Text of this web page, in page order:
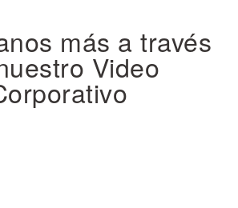
más a través
Video